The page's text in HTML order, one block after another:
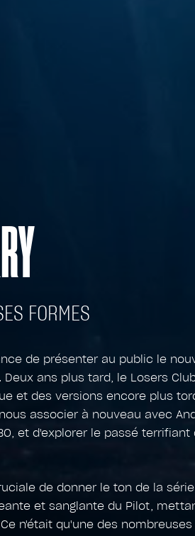
FORMES
de présenter au public le
ans plus tard, le Losers
et des versions encore plus
associer à nouveau avec
et d'explorer le passé
de donner le ton de la
et sanglante du Pilot,
n'était qu'une des